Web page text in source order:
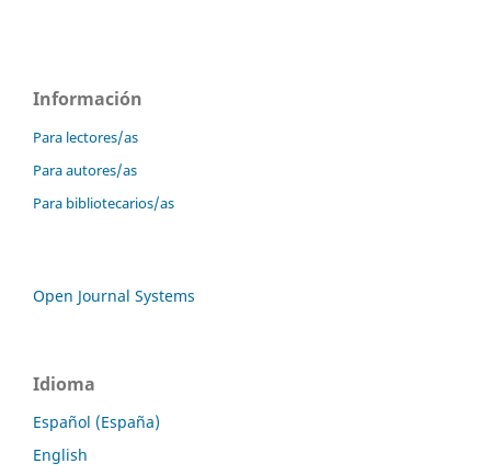
Información
Para lectores/as
Para autores/as
Para bibliotecarios/as
Open Journal Systems
Idioma
Español (España)
English